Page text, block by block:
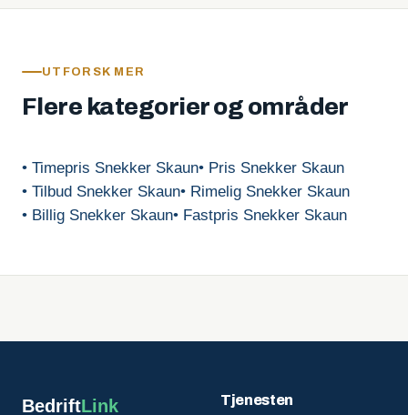
UTFORSK MER
Flere kategorier og områder
• Timepris Snekker Skaun• Pris Snekker Skaun
• Tilbud Snekker Skaun• Rimelig Snekker Skaun
• Billig Snekker Skaun• Fastpris Snekker Skaun
BedriftLink Tjenesten